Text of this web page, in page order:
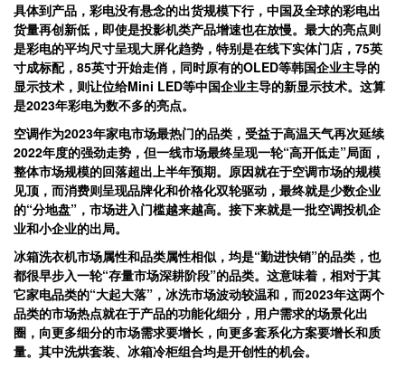
具体到产品，彩电没有悬念的出货规模下行，中国及全球的彩电出
货量再创新低，即使是投影机类产品增速也在放慢。最大的亮点则
是彩电的平均尺寸呈现大屏化趋势，特别是在线下实体门店，75英
寸成标配，85英寸开始走俏，同时原有的OLED等韩国企业主导的
显示技术，则让位给Mini LED等中国企业主导的新显示技术。这算
是2023年彩电为数不多的亮点。
空调作为2023年家电市场最热门的品类，受益于高温天气再次延续
2022年度的强劲走势，但一线市场最终呈现一轮“高开低走”局面，
整体市场规模的回落超出上半年预期。原因就在于空调市场的规模
见顶，而消费则呈现品牌化和价格化双轮驱动，最终就是少数企业
的“分地盘”，市场进入门槛越来越高。接下来就是一批空调投机企
业和小企业的出局。
冰箱洗衣机市场属性和品类属性相似，均是“勤进快销”的品类，也
都很早步入一轮“存量市场深耕阶段”的品类。这意味着，相对于其
它家电品类的“大起大落”，冰洗市场波动较温和，而2023年这两个
品类的市场热点就在于产品的功能化细分，用户需求的场景化出
圈，向更多细分的市场需求要增长，向更多套系化方案要增长和质
量。其中洗烘套装、冰箱冷柜组合均是开创性的机会。